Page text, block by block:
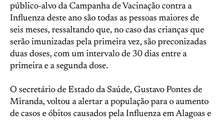
público-alvo da Campanha de Vacinação contra a
Influenza deste ano são todas as pessoas maiores de
seis meses, ressaltando que, no caso das crianças que
serão imunizadas pela primeira vez, são preconizadas
duas doses, com um intervalo de 30 dias entre a
primeira e a segunda dose.
O secretário de Estado da Saúde, Gustavo Pontes de
Miranda, voltou a alertar a população para o aumento
de casos e óbitos causados pela Influenza em Alagoas e